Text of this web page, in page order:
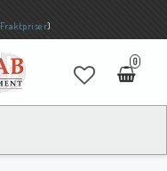
Fraktpriser)
0